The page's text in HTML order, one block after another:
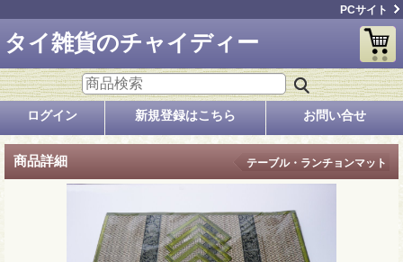
PCサイト
タイ雑貨のチャイディー
ログイン 新規登録はこちら お問い合せ
商品詳細 テーブル・ランチョンマット